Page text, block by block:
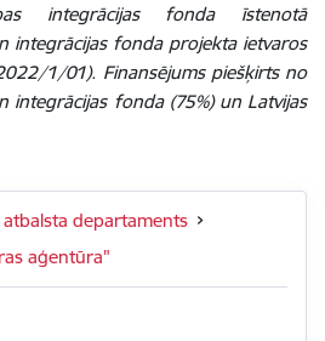
integrācijas fonda īstenotā
integrācijas fonda projekta ietvaros
1/01). Finansējums piešķirts no
integrācijas fonda (75%) un Latvijas
departaments
aģentūra"